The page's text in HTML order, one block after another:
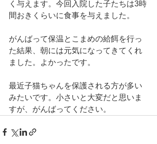
く与えます。今回入院した子たちは3時
間おきくらいに食事を与えました。
がんばって保温とこまめの給餌を行っ
た結果、朝には元気になってきてくれ
ました。よかったです。
最近子猫ちゃんを保護される方が多い
みたいです。小さいと大変だと思いま
すが、がんばってください。